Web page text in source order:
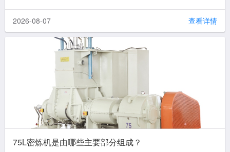
2026-08-07 查看详情
75L密炼机是由哪些主要部分组成？